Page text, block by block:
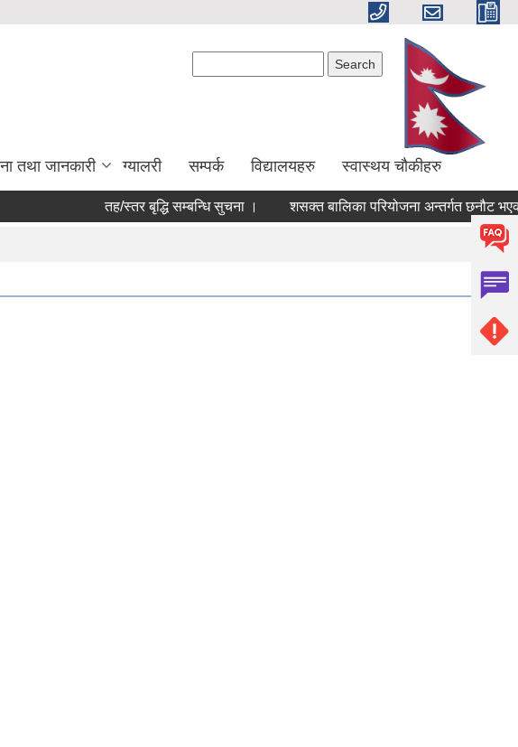
तथा जानकारी ग्यालरी सम्पर्क विद्यालयहरु स्वास्थय चौकीहरु
तह/स्तर बृद्धि सम्बन्धि सुचना । शसक्त बालिका परियोजना अन्तर्गत छनौट